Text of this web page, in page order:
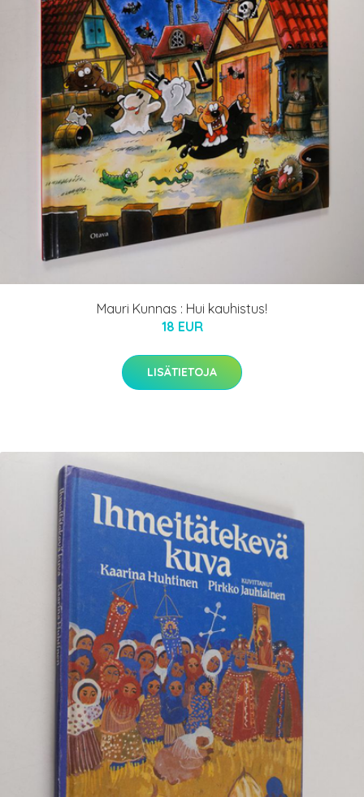
Mauri Kunnas : Hui kauhistus!
18 EUR
LISÄTIETOJA